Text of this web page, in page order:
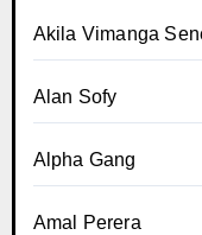
Akila Vimanga
Alan Sofy
Alpha Gang
Amal Perera